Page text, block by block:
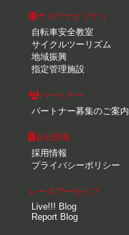
サステナビリティ
自転車安全教室
サイクルツーリズム
地域振興
指定管理施設
パートナー
パートナー募集のご案内
会社情報
採用情報
プライバシーポリシー
レースアーカイブ
Live!!! Blog
Report Blog